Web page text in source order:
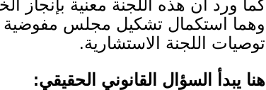
كما ورد أن هذه اللجنة معنية بإنجاز
وهما استكمال تشكيل مجلس مفوضية
توصيات اللجنة الاستشارية.
هنا يبدأ السؤال القانوني الحقيقي: